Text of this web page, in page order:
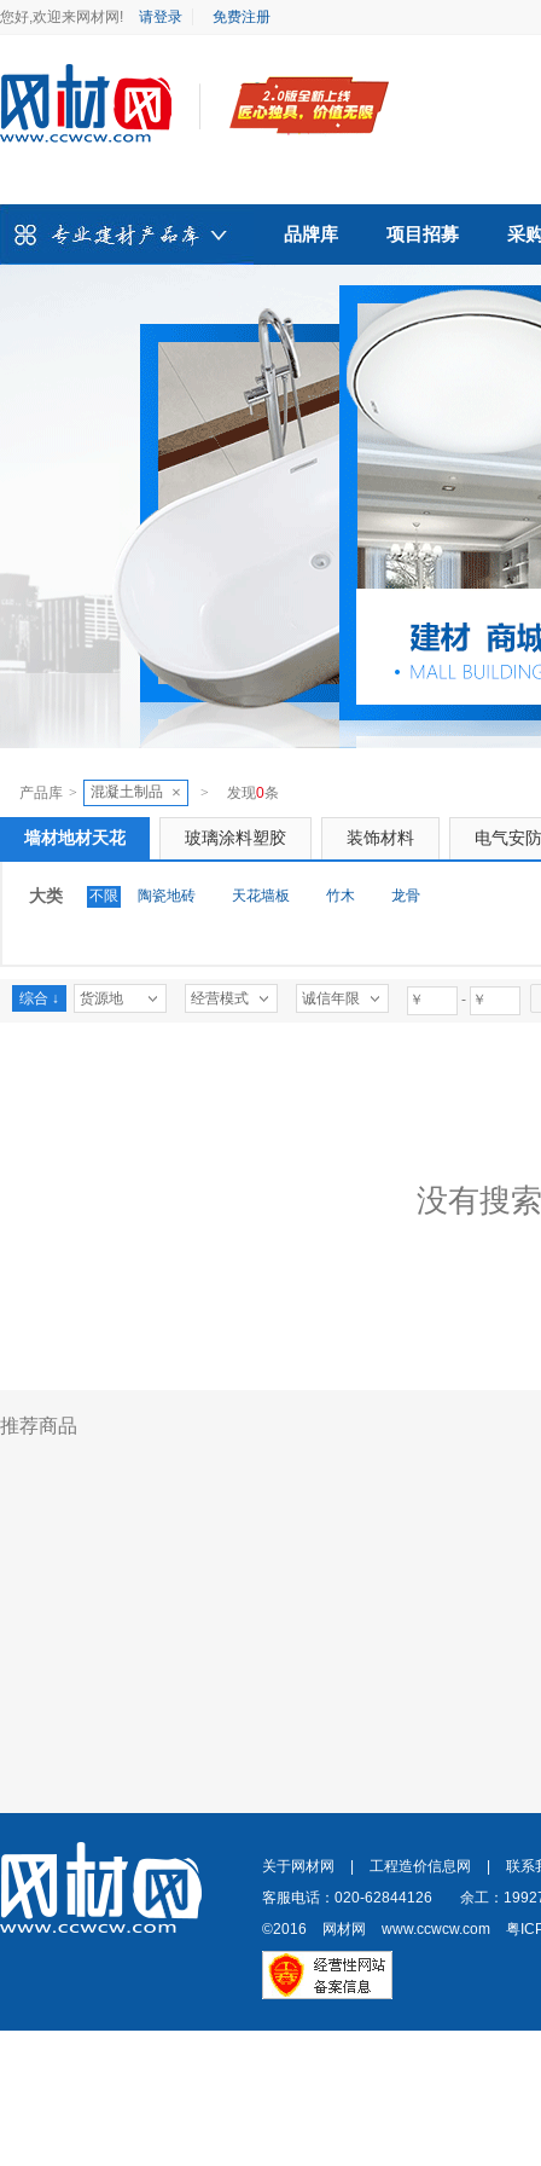
您好,欢迎来网材网! 请登录 免费注册
品牌库 项目招募 采
产品库 > 混凝土制品 × > 发现0条
墙材地材天花 玻璃涂料塑胶 装饰材料 电气安
大类 不限 陶瓷地砖 天花墙板 竹木 龙骨
综合 ↓ 货源地 经营模式 诚信年限 -
没有搜
推荐商品
关于网材网 工程造价信息网
联系
客服电话：020-62844126
余工：
©2016
网材网 www.ccwcw.com 粤